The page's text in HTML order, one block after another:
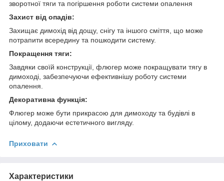
зворотної тяги та погіршення роботи системи опалення
Захист від опадів:
Захищає димохід від дощу, снігу та іншого сміття, що може
потрапити всередину та пошкодити систему.
Покращення тяги:
Завдяки своїй конструкції, флюгер може покращувати тягу в
димоході, забезпечуючи ефективнішу роботу системи
опалення.
Декоративна функція:
Флюгер може бути прикрасою для димоходу та будівлі в
цілому, додаючи естетичного вигляду.
Приховати
Характеристики